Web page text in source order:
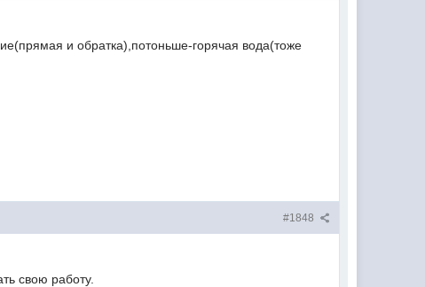
и обратка),потоньше-горячая вода(тоже
#1848
свою работу.